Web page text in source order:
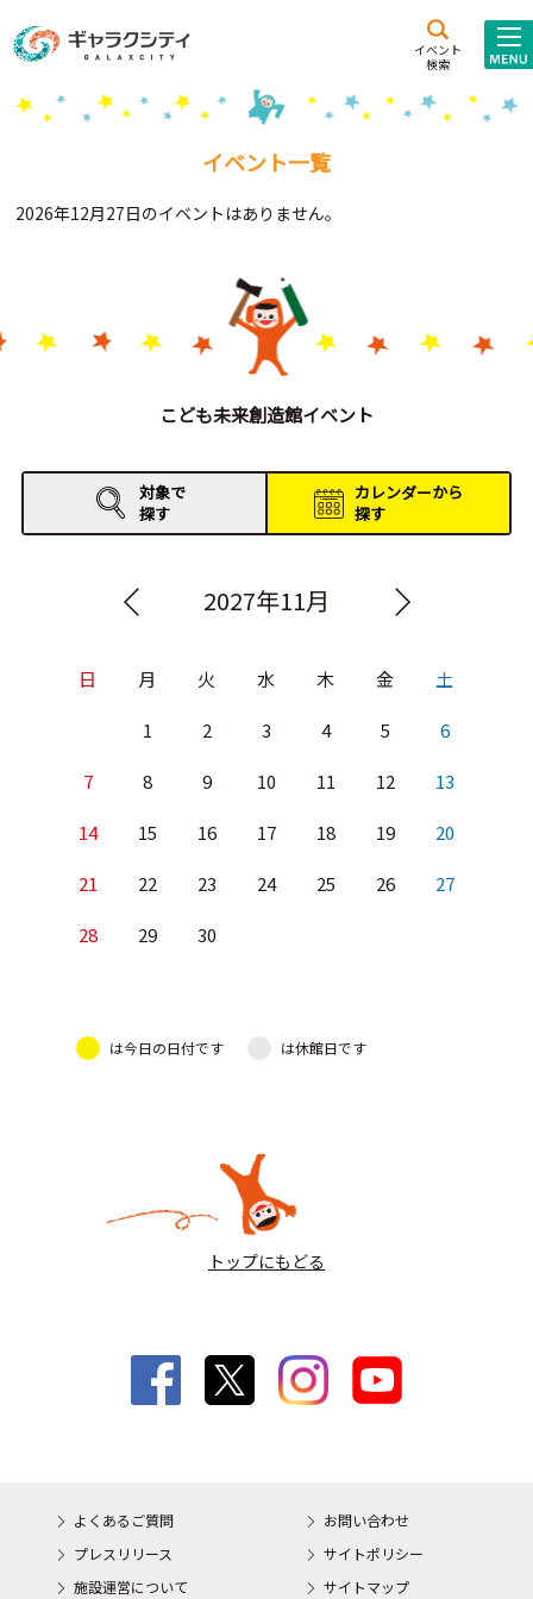
イベント
検索
施設案内
こども
西新井
施設･
Gがくえん
お知らせ
イベントレポート
イベント一覧
2026年12月27日のイベントはありません。
こども未来創造館イベント
対象で
探す
カレンダーから
探す
2027年11月
日 月 火 水 木 金 土
1 2 3 4 5 6
7 8 9 10 11 12 13
14 15 16 17 18 19 20
21 22 23 24 25 26 27
28 29 30
は今日の日付です は休館日です
トップにもどる
よくあるご質問
お問い合わせ
プレスリリース
サイトポリシー
施設運営について
サイトマップ